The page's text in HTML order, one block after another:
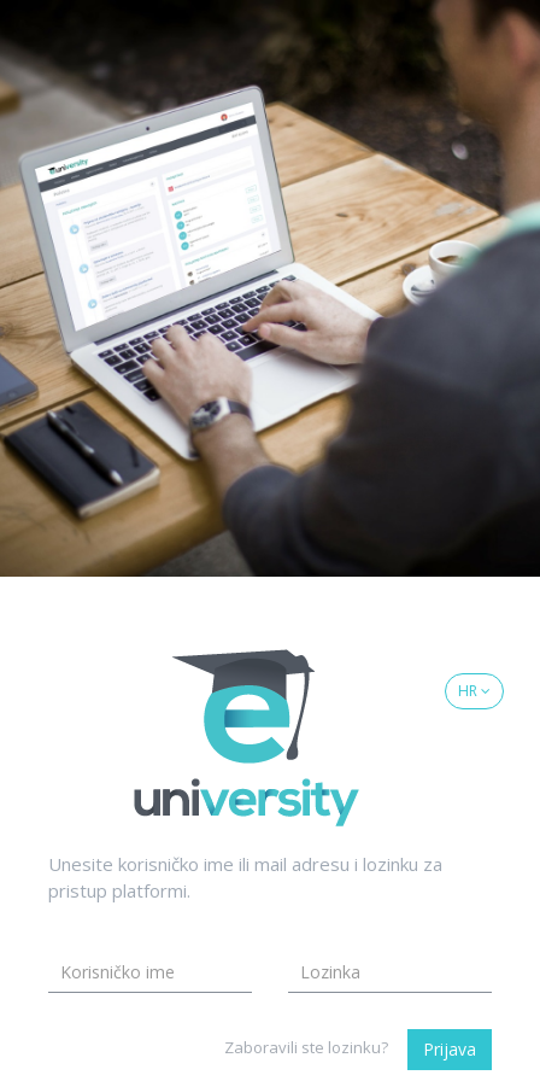
HR
Unesite korisničko ime ili mail adresu i lozinku za
pristup platformi.
Zaboravili ste lozinku? Prijava